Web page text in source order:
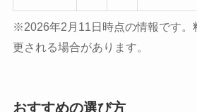
※2026年2月11日時点の情報です。
更される場合があります。
おすすめの選び方